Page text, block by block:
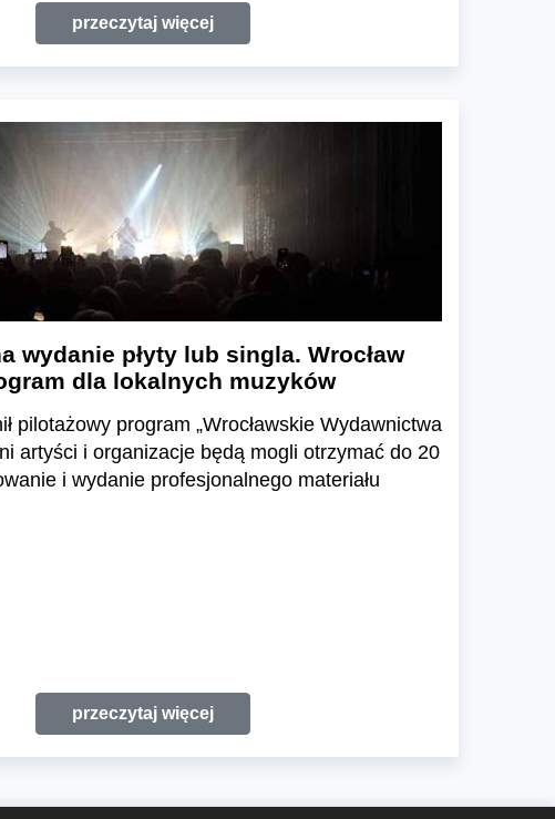
przeczytaj więcej
wydanie płyty lub singla. Wrocław
dla lokalnych muzyków
pilotażowy program „Wrocławskie Wydawnictwa
artyści i organizacje będą mogli otrzymać do 20
i wydanie profesjonalnego materiału
przeczytaj więcej